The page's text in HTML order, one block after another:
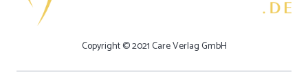
Copyright © 2021 Care Verlag GmbH